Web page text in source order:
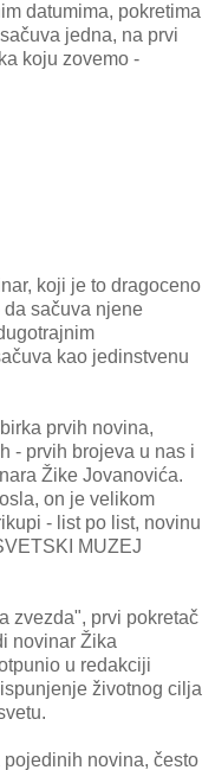
datumima, pokretima
jedna, na prvi
koju zovemo -
koji je to dragoceno
sačuva njene
kao jedinstvenu
prvih novina,
- prvih brojeva u nas i
Žike Jovanovića.
on je velikom
- list po list, novinu
MUZEJ
zvezda", prvi pokretač
novinar Žika
u redakciji
životnog cilja
novina, često